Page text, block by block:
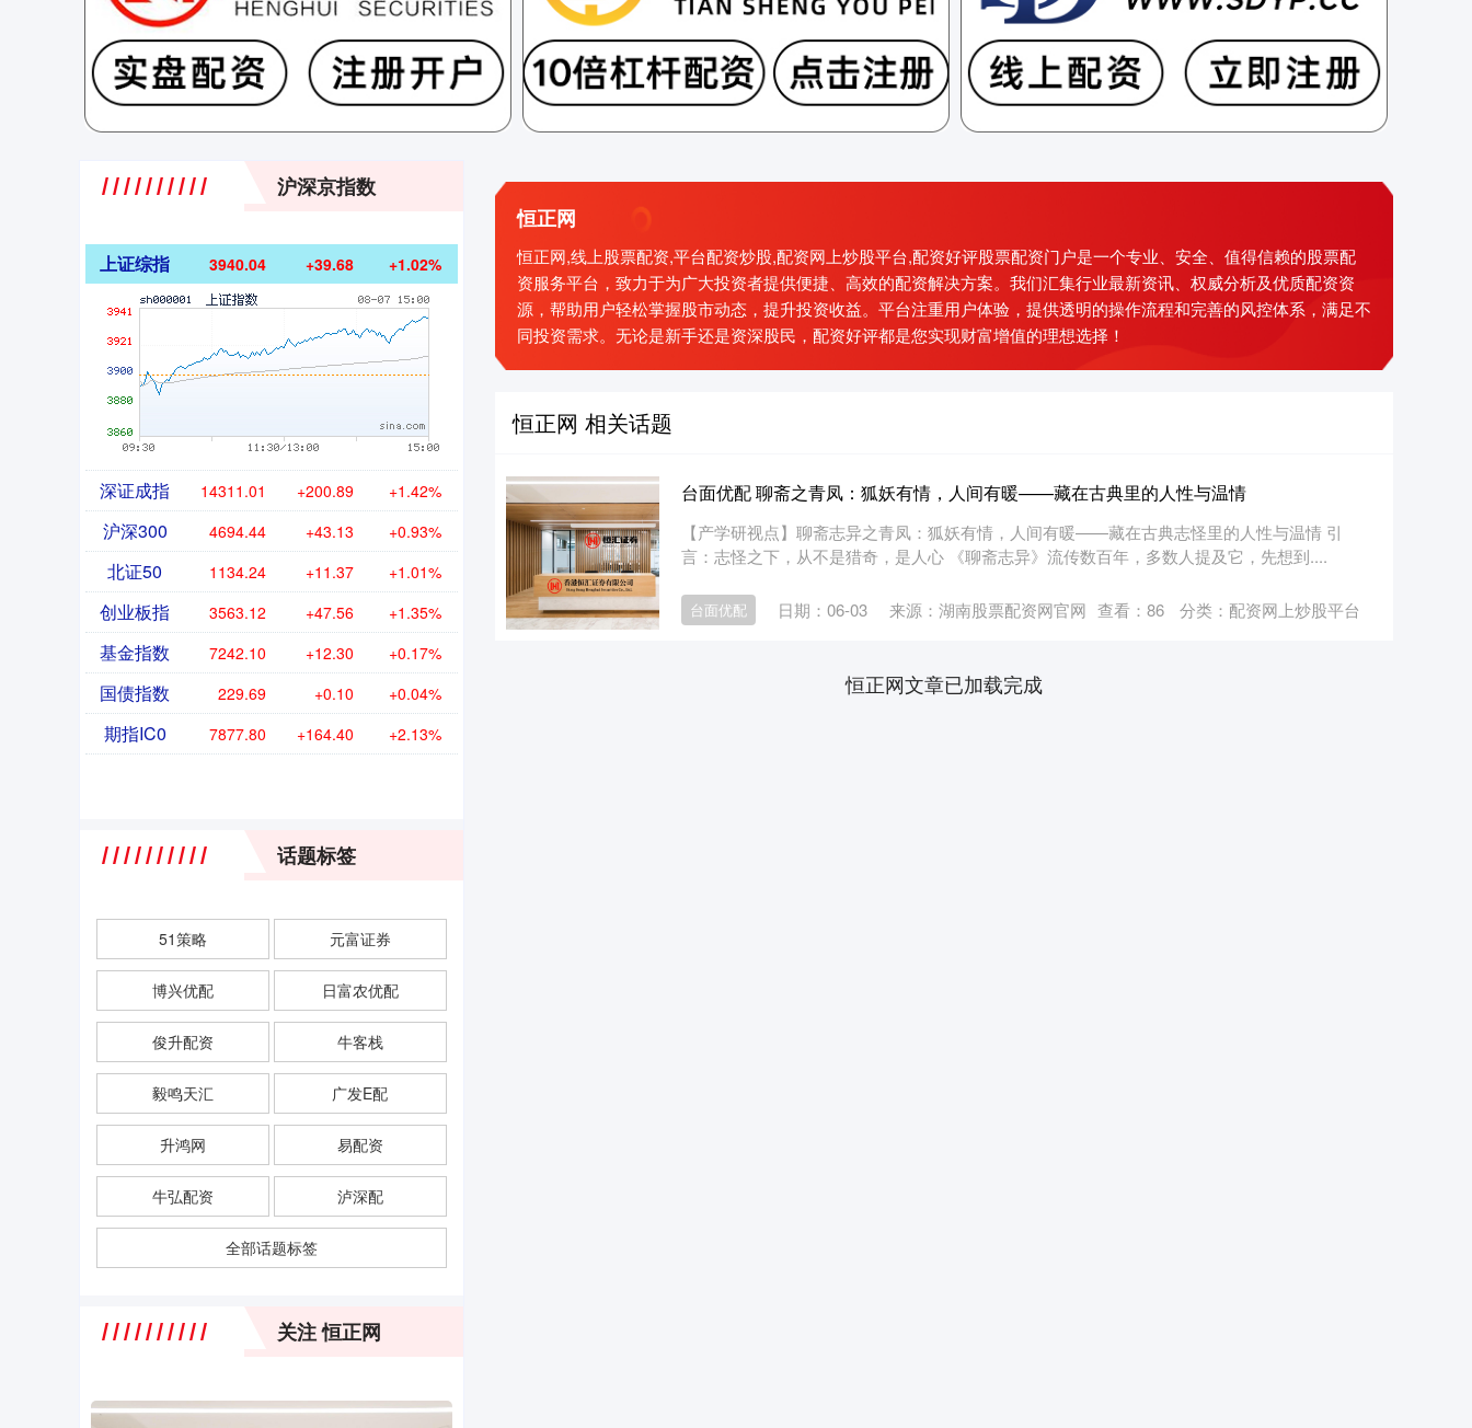
恒正网
恒正网,线上股票配资,平台配资炒股,配资网上炒股平台,配资好评股票配资门户是一个专业、安全、值得信赖的股票配
资服务平台，致力于为广大投资者提供便捷、高效的配资解决方案。我们汇集行业最新资讯、权威分析及优质配资资
源，帮助用户轻松掌握股市动态，提升投资收益。平台注重用户体验，提供透明的操作流程和完善的风控体系，满足不
同投资需求。无论是新手还是资深股民，配资好评都是您实现财富增值的理想选择！
恒正网 相关话题
台面优配 聊斋之青凤：狐妖有情，人间有暖——藏在古典里的人性与温情
【产学研视点】聊斋志异之青凤：狐妖有情，人间有暖——藏在古典志怪里的人性与温情 引
言：志怪之下，从不是猎奇，是人心 《聊斋志异》流传数百年，多数人提及它，先想到....
台面优配 日期：06-03 来源：湖南股票配资网官网 查看： 86 分类： 配资网上炒股平台
恒正网文章已加载完成
沪深京指数
上证综指 3940.04 +39.68 +1.02%
深证成指 14311.01 +200.89 +1.42%
沪深300 4694.44 +43.13 +0.93%
北证50 1134.24 +11.37 +1.01%
创业板指 3563.12 +47.56 +1.35%
基金指数 7242.10 +12.30 +0.17%
国债指数 229.69 +0.10 +0.04%
期指IC0 7877.80 +164.40 +2.13%
话题标签
51策略 元富证券
博兴优配 日富农优配
俊升配资 牛客栈
毅鸣天汇 广发E配
升鸿网 易配资
牛弘配资 泸深配
全部话题标签
关注 恒正网